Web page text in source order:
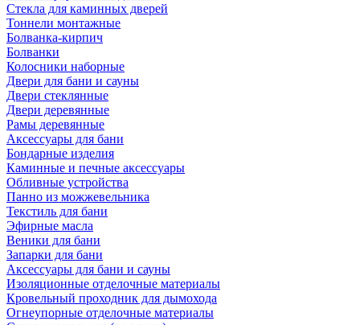
Стекла для каминных дверей
Тоннели монтажные
Болванка-кирпич
Болванки
Колосники наборные
Двери для бани и сауны
Двери стеклянные
Двери деревянные
Рамы деревянные
Аксессуары для бани
Бондарные изделия
Каминные и печные аксессуары
Обливные устройства
Панно из можжевельника
Текстиль для бани
Эфирные масла
Веники для бани
Запарки для бани
Аксессуары для бани и сауны
Изоляционные отделочные материалы
Кровельный проходник для дымохода
Огнеупорные отделочные материалы